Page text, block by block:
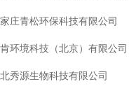
庄青松环保科技有限公司
环境科技（北京）有限公司
秀源生物科技有限公司